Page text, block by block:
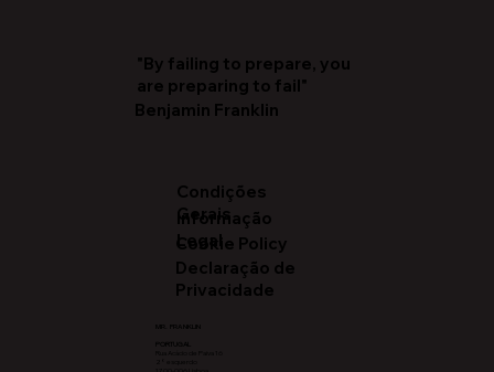
Benjamin Franklin
"By failing to prepare, you
are preparing to fail"
MR. FRANKLIN
PORTUGAL
Condições
Gerais
Informação
Legal
Declaração de
Privacidade
Cookie Policy